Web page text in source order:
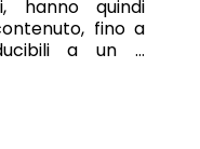
hanno quindi
fino a
a un …